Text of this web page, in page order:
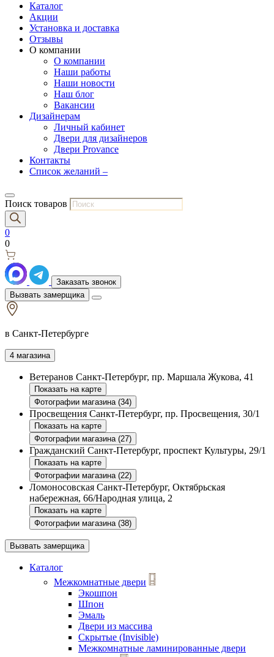
Каталог
Акции
Установка и доставка
Отзывы
О компании
О компании
Наши работы
Наши новости
Наш блог
Вакансии
Дизайнерам
Личный кабинет
Двери для дизайнеров
Двери Provance
Контакты
Список желаний –
Поиск товаров
0
0
Заказать звонок
Вызвать замерщика
в Санкт-Петербурге
4 магазина
Ветеранов Санкт-Петербург, пр. Маршала Жукова, 41
Показать на карте
Фотографии магазина (34)
Просвещения Санкт-Петербург, пр. Просвещения, 30/1
Показать на карте
Фотографии магазина (27)
Гражданский Санкт-Петербург, проспект Культуры, 29/1
Показать на карте
Фотографии магазина (22)
Ломоносовская Санкт-Петербург, Октябрьская
набережная, 66/Народная улица, 2
Показать на карте
Фотографии магазина (38)
Вызвать замерщика
Каталог
Межкомнатные двери
Экошпон
Шпон
Эмаль
Двери из массива
Скрытые (Invisible)
Межкомнатные ламинированные двери